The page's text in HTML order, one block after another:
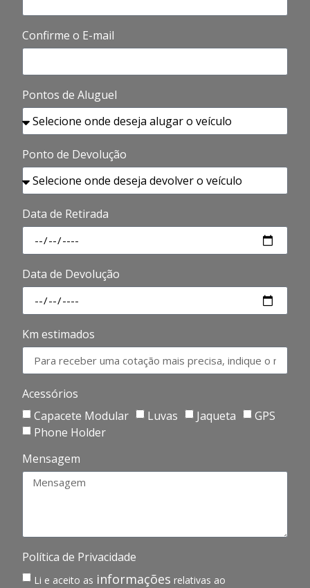
Confirme o E-mail
Pontos de Aluguel
Ponto de Devolução
Data de Retirada
Data de Devolução
Km estimados
Acessórios
Capacete Modular
Luvas Jaqueta
GPS
Phone Holder
Mensagem
Política de Privacidade
Li e aceito as informações relativas ao